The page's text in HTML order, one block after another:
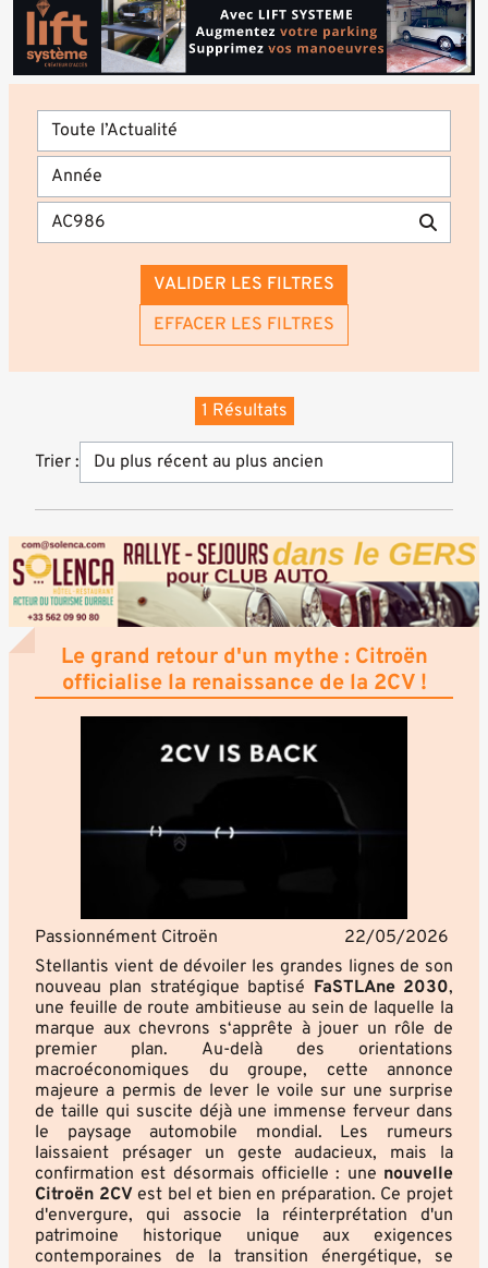
VALIDER LES FILTRES
EFFACER LES FILTRES
Trier :
1 Résultats
Le grand retour d'un mythe : Citroën
officialise la renaissance de la 2CV !
Passionnément Citroën
22/05/2026
Stellantis vient de dévoiler les grandes lignes de son
nouveau plan stratégique baptisé FaSTLAne 2030,
une feuille de route ambitieuse au sein de laquelle la
marque aux chevrons s‘apprête à jouer un rôle de
premier plan. Au-delà des orientations
macroéconomiques du groupe, cette annonce
majeure a permis de lever le voile sur une surprise
de taille qui suscite déjà une immense ferveur dans
le paysage automobile mondial. Les rumeurs
laissaient présager un geste audacieux, mais la
confirmation est désormais officielle : une nouvelle
Citroën 2CVest bel et bien en préparation. Ce projet
d'envergure, qui associe la réinterprétation d'un
patrimoine historique unique aux exigences
contemporaines de la transition énergétique, se